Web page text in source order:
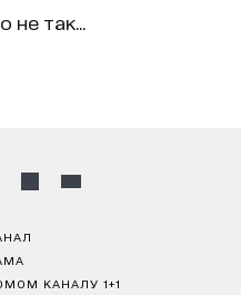
так...
КАНАЛУ 1+1